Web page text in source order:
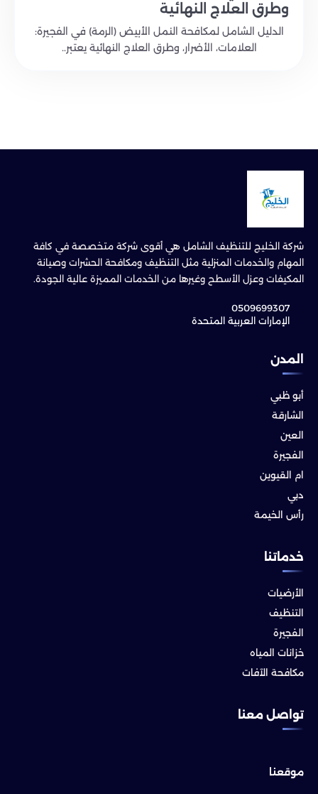
وطرق العلاج النهائية
الدليل الشامل لمكافحة النمل الأبيض (الرمة) في الفجيرة:
العلامات، الأضرار، وطرق العلاج النهائية يعتبر..
شركة الخليج للتنظيف الشامل هي أقوى شركة متخصصة في كافة
المهام والخدمات المنزلية مثل التنظيف ومكافحة الحشرات وصيانة
المكيفات وعزل الأسطح وغيرها من الخدمات المميزة عالية الجودة.
0509699307
الإمارات العربية المتحدة
المدن
أبو ظبي
الشارقة
العين
الفجيرة
ام القيوين
دبي
رأس الخيمة
خدماتنا
الأرضيات
التنظيف
الفجيرة
خزانات المياه
مكافحة الآفات
تواصل معنا
موقعنا